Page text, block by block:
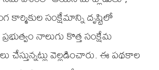
కార్మికుల సంక్షేమాన్ని దృష్టిలో
నాలుగు కొత్త సంక్షేమ
చేస్తున్నట్లు వెల్లడించారు. ఈ పథకాల